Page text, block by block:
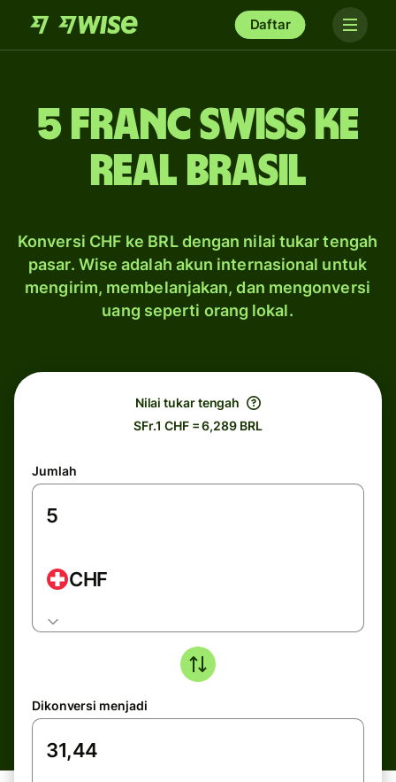
Daftar
5 franc Swiss ke
real Brasil
Konversi CHF ke BRL dengan nilai tukar tengah
pasar. Wise adalah akun internasional untuk
mengirim, membelanjakan, dan mengonversi
uang seperti orang lokal.
Nilai tukar tengah
SFr.1 CHF = 6,289 BRL
Jumlah
CHF
Dikonversi menjadi